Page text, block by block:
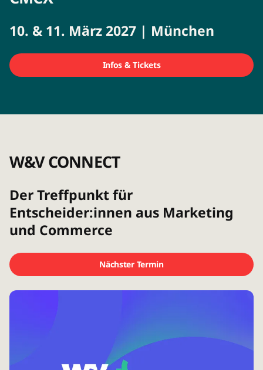
10. & 11. März 2027 | München
Infos & Tickets
W&V CONNECT
Der Treffpunkt für
Entscheider:innen aus Marketing
und Commerce
Nächster Termin